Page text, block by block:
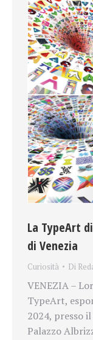
La TypeArt
di Venezia
Curiosità Di
VENEZIA –
TypeArt,
2024, presso
Palazzo